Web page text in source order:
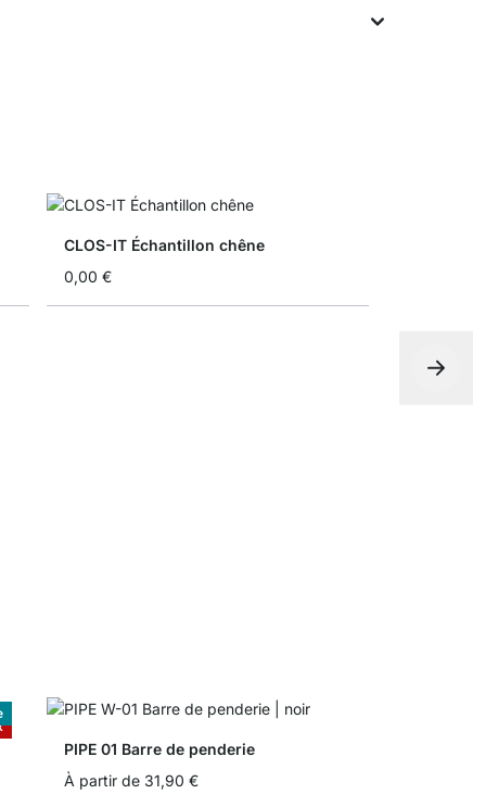
CLOS-IT Échantillon chêne
0,00 €
PIPE 01 Barre de penderie
À partir de 31,90 €